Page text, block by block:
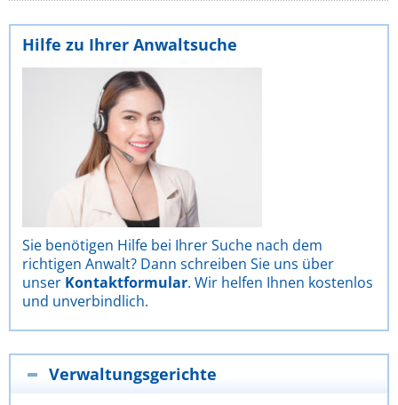
Hilfe zu Ihrer Anwaltsuche
Sie benötigen Hilfe bei Ihrer Suche nach dem
richtigen Anwalt? Dann schreiben Sie uns über
unser Kontaktformular. Wir helfen Ihnen kostenlos
und unverbindlich.
Verwaltungsgerichte